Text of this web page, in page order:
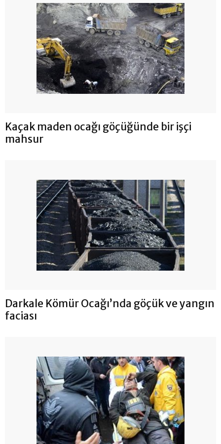
Kaçak maden ocağı göçüğünde bir işçi
mahsur
Darkale Kömür Ocağı’nda göçük ve yangın
faciası